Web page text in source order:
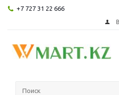
+7 727 31 22 666